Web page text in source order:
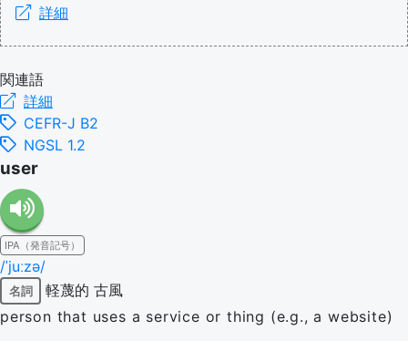
詳細
関連語
詳細
CEFR-J B2
NGSL 1.2
user
IPA（発音記号）
/ˈjuːzə/
名詞 軽蔑的 古風
person that uses a service or thing (e.g., a website)